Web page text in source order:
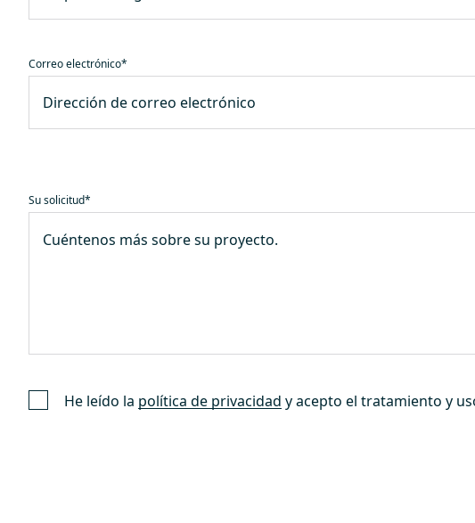
Correo electrónico*
Su solicitud*
He leído la política de privacidad y acepto el tratamiento y